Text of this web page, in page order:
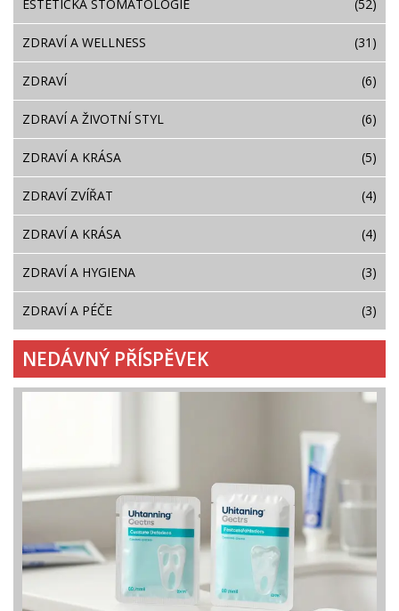
ESTETICKÁ STOMATOLOGIE (52)
ZDRAVÍ A WELLNESS (31)
ZDRAVÍ (6)
ZDRAVÍ A ŽIVOTNÍ STYL (6)
ZDRAVÍ A KRÁSA (5)
ZDRAVÍ ZVÍŘAT (4)
ZDRAVÍ A KRÁSA (4)
ZDRAVÍ A HYGIENA (3)
ZDRAVÍ A PÉČE (3)
NEDÁVNÝ PŘÍSPĚVEK